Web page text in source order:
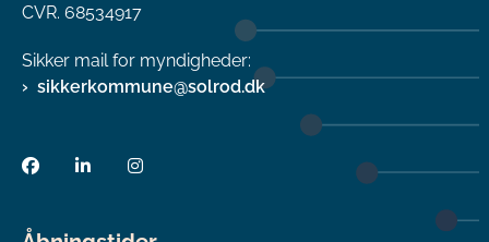
CVR. 68534917
Sikker mail for myndigheder:
sikkerkommune@solrod.dk